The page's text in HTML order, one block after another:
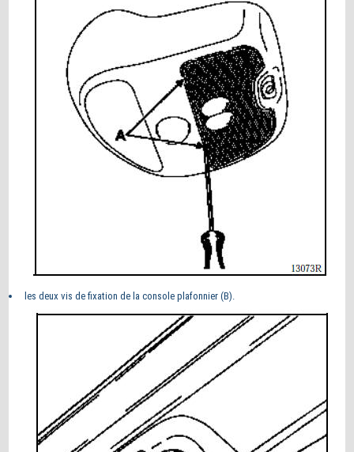
les deux vis de fixation de la console plafonnier (B).